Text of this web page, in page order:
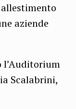
aziende
l’Auditorium
Scalabrini,